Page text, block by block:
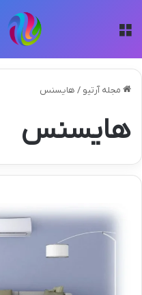
مجله آرتیو / هایسنس
هایسنس